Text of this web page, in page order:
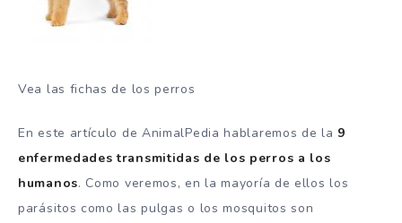
Vea las fichas de los perros
En este artículo de AnimalPedia hablaremos de la 9
enfermedades transmitidas de los perros a los
humanos. Como veremos, en la mayoría de ellos los
parásitos como las pulgas o los mosquitos son